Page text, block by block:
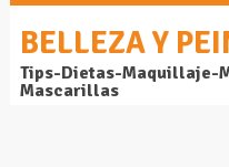
BELLEZA Y
Tips-Dietas-Maquillaje-
Mascarillas